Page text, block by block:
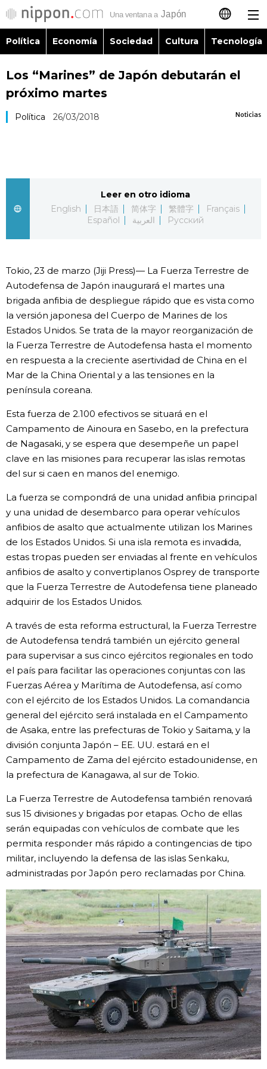
日本語
English
العربية
Русский
Política
Sociedad
Cultura
Vida
Guía de Japón
Vídeos e imágenes
En profundidad
Más
Noticias
Fragmentos de Japón
Gente
Blog
Tokio
Avisos
official SNS
Política Economía Sociedad Cultura Tecnología
Los “Marines” de Japón debutarán el
próximo martes
Noticias
Política 26/03/2018
Leer en otro idioma
English
日本語 简体字 繁體字
Français
Español
العربية Русский
Tokio, 23 de marzo (Jiji Press)— La Fuerza Terrestre de
Autodefensa de Japón inaugurará el martes una
brigada anfibia de despliegue rápido que es vista como
la versión japonesa del Cuerpo de Marines de los
Estados Unidos. Se trata de la mayor reorganización de
la Fuerza Terrestre de Autodefensa hasta el momento
en respuesta a la creciente asertividad de China en el
Mar de la China Oriental y a las tensiones en la
península coreana.
Esta fuerza de 2.100 efectivos se situará en el
Campamento de Ainoura en Sasebo, en la prefectura
de Nagasaki, y se espera que desempeñe un papel
clave en las misiones para recuperar las islas remotas
del sur si caen en manos del enemigo.
La fuerza se compondrá de una unidad anfibia principal
y una unidad de desembarco para operar vehículos
anfibios de asalto que actualmente utilizan los Marines
de los Estados Unidos. Si una isla remota es invadida,
estas tropas pueden ser enviadas al frente en vehículos
anfibios de asalto y convertiplanos Osprey de transporte
que la Fuerza Terrestre de Autodefensa tiene planeado
adquirir de los Estados Unidos.
A través de esta reforma estructural, la Fuerza Terrestre
de Autodefensa tendrá también un ejército general
para supervisar a sus cinco ejércitos regionales en todo
el país para facilitar las operaciones conjuntas con las
Fuerzas Aérea y Marítima de Autodefensa, así como
con el ejército de los Estados Unidos. La comandancia
general del ejército será instalada en el Campamento
de Asaka, entre las prefecturas de Tokio y Saitama, y la
división conjunta Japón – EE. UU. estará en el
Campamento de Zama del ejército estadounidense, en
la prefectura de Kanagawa, al sur de Tokio.
La Fuerza Terrestre de Autodefensa también renovará
sus 15 divisiones y brigadas por etapas. Ocho de ellas
serán equipadas con vehículos de combate que les
permita responder más rápido a contingencias de tipo
militar, incluyendo la defensa de las islas Senkaku,
administradas por Japón pero reclamadas por China.